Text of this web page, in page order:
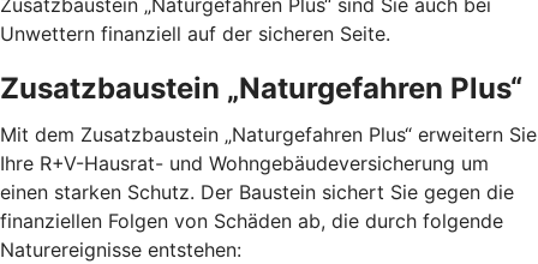
Unwettern finanziell auf der sicheren Seite.
Zusatzbaustein „Naturgefahren Plus“
Mit dem Zusatzbaustein „Naturgefahren Plus“ erweitern Sie
Ihre R+V-Hausrat- und Wohngebäudeversicherung um
einen starken Schutz. Der Baustein sichert Sie gegen die
finanziellen Folgen von Schäden ab, die durch folgende
Naturereignisse entstehen: